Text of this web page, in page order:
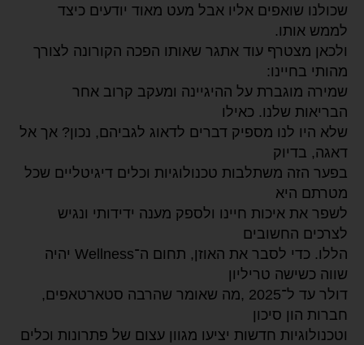
שכולנו שואפים אליו אבל מעט מאוד יודעים כיצד
לממש אותו.
ולכאן מצטרף עוד אתגר שאותו הפכה הקורונה לצורך
מהותי בחיינו:
שמירה מוגברת על ההיגיינה ומעקב קרוב אחר
הבריאות שלנו. כאילו
שלא היו לנו מספיק דברים לדאוג לגביהם, נכון? אך אל
דאגה, בדיוק
בפער הזה משתלבות טכנולוגיות וכלים דיגיטליים שכל
מטרתם היא
לשפר את איכות חיינו ולספק מענה ידידותי ונגיש
לצרכים החשובים
הללו. כדי לסבר את האוזן, תחום ה־Wellness יהיה
שווה כשישה טריליון
דולר עד ל־2025 ,מה שאומר שהרבה סטארטאפים,
חברות הון סיכון
וטכנולוגיות חדשות יציעו מגוון עצום של פתרונות וכלים